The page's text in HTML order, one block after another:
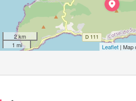
2 km
1 mi
Leaflet | Map